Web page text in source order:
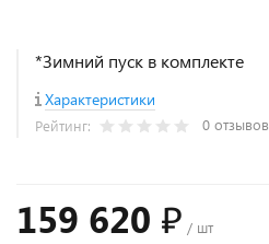
*Зимний пуск в комплекте
Характеристики
Рейтинг: 0 отзывов
159 620 ₽ / шт